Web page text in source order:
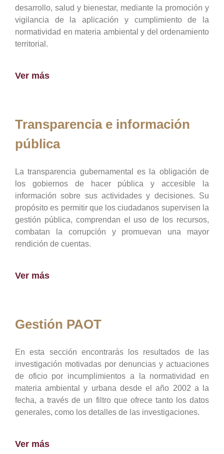
desarrollo, salud y bienestar, mediante la promoción y
vigilancia de la aplicación y cumplimiento de la
normatividad en materia ambiental y del ordenamiento
territorial.
Ver más
Transparencia e información
pública
La transparencia gubernamental es la obligación de
los gobiernos de hacer pública y accesible la
información sobre sus actividades y decisiones. Su
propósito es permitir que los ciudadanos supervisen la
gestión pública, comprendan el uso de los recursos,
combatan la corrupción y promuevan una mayor
rendición de cuentas.
Ver más
Gestión PAOT
En esta sección encontrarás los resultados de las
investigación motivadas por denuncias y actuaciones
de oficio por incumplimientos a la normatividad en
materia ambiental y urbana desde el año 2002 a la
fecha, a través de un filtro que ofrece tanto los datos
generales, como los detalles de las investigaciones.
Ver más